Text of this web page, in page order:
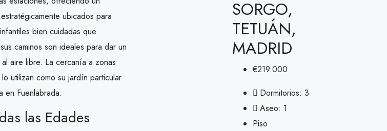
ubicados para
bien cuidadas que
caminos son ideales para dar un
aire libre. La cercanía a zonas
utilizan como su jardín particular
en Fuenlabrada.
las Edades
SORGO,
TETUÁN,
MADRID
€219.000
Dormitorios: 3
Aseo: 1
Piso